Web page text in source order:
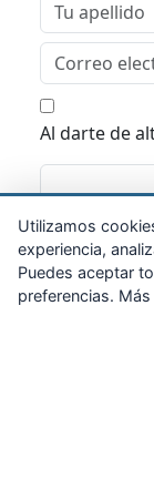
Al darte de
Utilizamos
experiencia,
Puedes aceptar
preferencias.